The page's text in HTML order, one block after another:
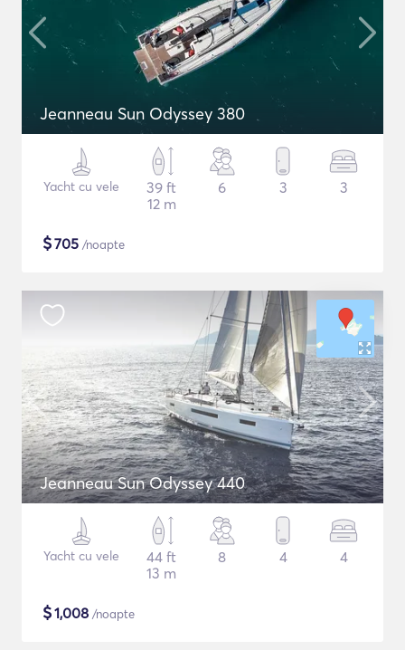
Jeanneau Sun Odyssey 380
Yacht cu vele
39 ft
12 m
6 3 3
$705 /noapte
Jeanneau Sun Odyssey 440
Yacht cu vele
44 ft
13 m
8 4 4
$1,008 /noapte